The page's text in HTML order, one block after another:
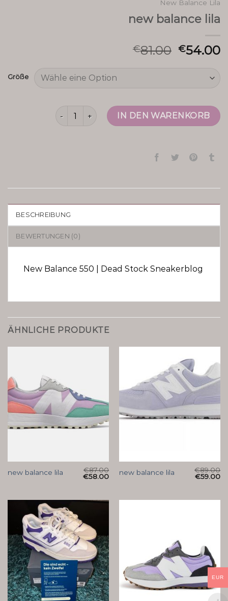
New Balance Lila
new balance lila
€81.00 €54.00
Größe
new balance lila MengeIN DEN WARENKORB
BESCHREIBUNG
BEWERTUNGEN (0)
New Balance 550 | Dead Stock Sneakerblog
ÄHNLICHE PRODUKTE
new balance lila €87.00
€58.00 new balance lila €89.00
€59.00
EUR